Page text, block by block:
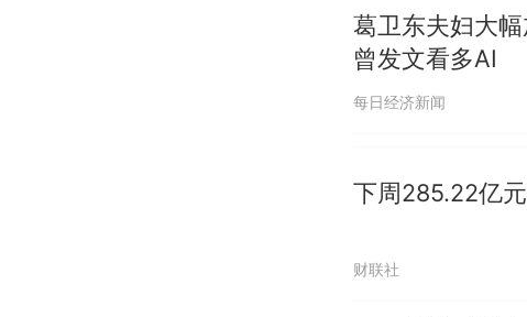
葛卫东夫妇大
曾发文看多AI
每日经济新闻
下周285.22亿
财联社